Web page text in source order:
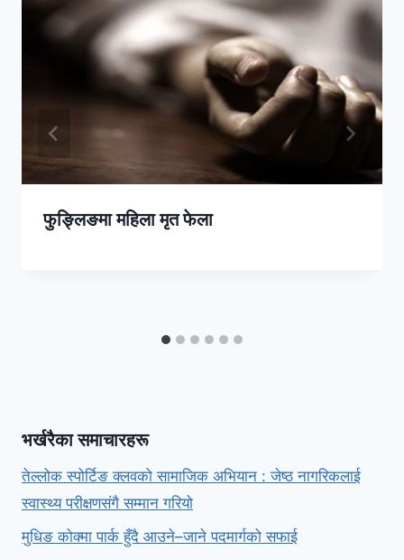
फुङ्लिङमा महिला मृत फेला
भर्खरैका समाचारहरू
तेल्लोक स्पोर्टिङ क्लवको सामाजिक अभियान : जेष्ठ नागरिकलाई
स्वास्थ्य परीक्षणसंगै सम्मान गरियो
मुधिङ कोक्मा पार्क हुँदै आउने–जाने पदमार्गको सफाई